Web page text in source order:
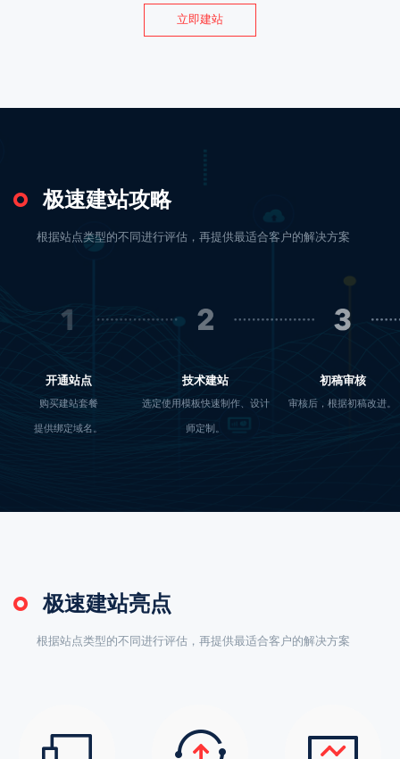
立即建站
极速建站攻略
根据站点类型的不同进行评估，再提供最适合客户的解决方案
开通站点
购买建站套餐
提供绑定域名。
技术建站
选定使用模板快速制作、设计
师定制。
初稿审核
审核后，根据初稿改进。
极速建站亮点
根据站点类型的不同进行评估，再提供最适合客户的解决方案